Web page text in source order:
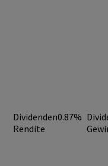
Dividenden
Rendite
0.87%